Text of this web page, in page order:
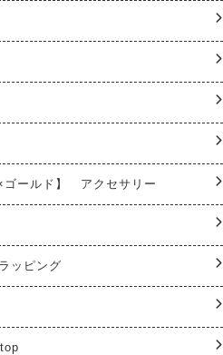
ールド】 アクセサリー
ッピング